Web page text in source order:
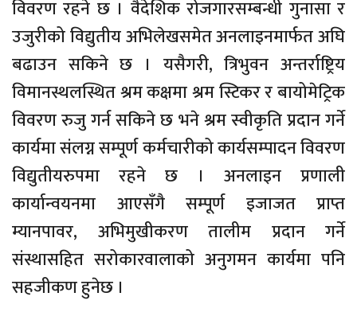
विवरण रहने छ । वैदेशिक रोजगारसम्बन्धी गुनासा र
उजुरीको विद्युतीय अभिलेखसमेत अनलाइनमार्फत अघि
बढाउन सकिने छ । यसैगरी, त्रिभुवन अन्तर्राष्ट्रिय
विमानस्थलस्थित श्रम कक्षमा श्रम स्टिकर र बायोमेट्रिक
विवरण रुजु गर्न सकिने छ भने श्रम स्वीकृति प्रदान गर्ने
कार्यमा संलग्न सम्पूर्ण कर्मचारीको कार्यसम्पादन विवरण
विद्युतीयरुपमा रहने छ । अनलाइन प्रणाली
कार्यान्वयनमा आएसँगै सम्पूर्ण इजाजत प्राप्त
म्यानपावर, अभिमुखीकरण तालीम प्रदान गर्ने
संस्थासहित सरोकारवालाको अनुगमन कार्यमा पनि
सहजीकण हुनेछ ।